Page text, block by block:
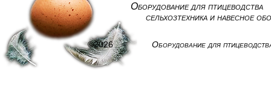
Оборудование для птицеводства
сельхозтехника и навесное
©2026 Оборудование для